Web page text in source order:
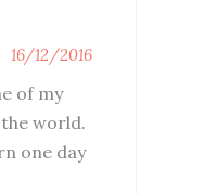
16/12/2016
of my
world.
one day